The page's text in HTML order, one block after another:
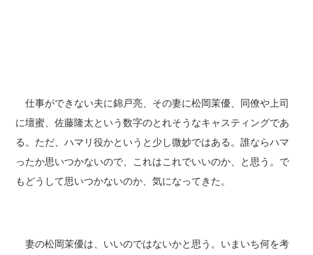
仕事ができない夫に錦戸亮、その妻に松岡茉優、同僚や上司
に壇蜜、佐藤隆太という数字のとれそうなキャスティングであ
る。ただ、ハマリ役かというと少し微妙ではある。誰ならハマ
ったか思いつかないので、これはこれでいいのか、と思う。で
もどうして思いつかないのか、気になってきた。
妻の松岡茉優は、いいのではないかと思う。いまいち何を考